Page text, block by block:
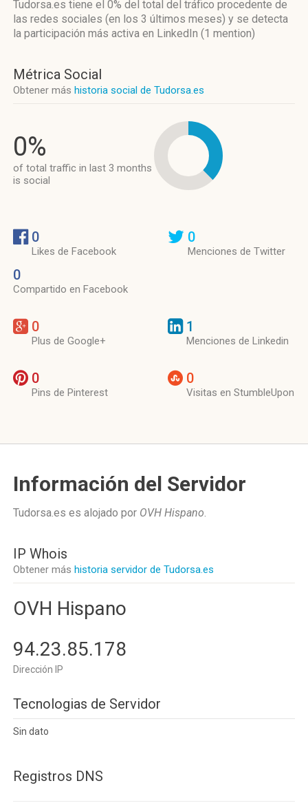
Tudorsa.es tiene el 0% del total del tráfico procedente de
las redes sociales (en los 3 últimos meses) y se detecta
la participación más activa en LinkedIn (1 mention)
Métrica Social
Obtener más historia social de Tudorsa.es
0%
of total traffic in last 3 months
is social
0
Likes de Facebook
0
Compartido en Facebook
0
Menciones de Twitter
0
Plus de Google+
1
Menciones de Linkedin
0
Pins de Pinterest
0
Visitas en StumbleUpon
Información del Servidor
Tudorsa.es es alojado por OVH Hispano.
IP Whois
Obtener más historia servidor de Tudorsa.es
OVH Hispano
94.23.85.178
Dirección IP
Tecnologias de Servidor
Sin dato
Registros DNS